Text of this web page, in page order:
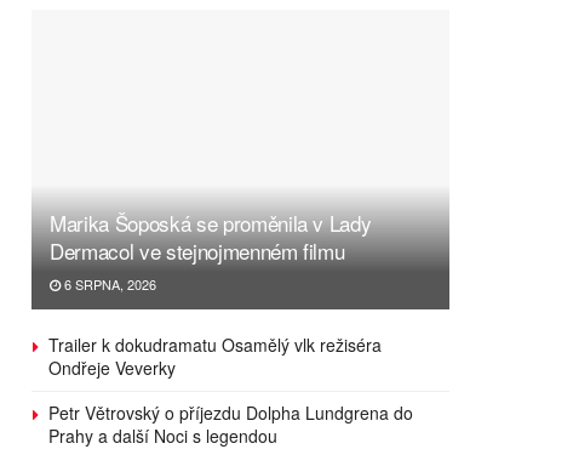
Marika Šoposká se proměnila v Lady
Dermacol ve stejnojmenném filmu
6 SRPNA, 2026
Trailer k dokudramatu Osamělý vlk režiséra
Ondřeje Veverky
Petr Větrovský o příjezdu Dolpha Lundgrena do
Prahy a další Noci s legendou